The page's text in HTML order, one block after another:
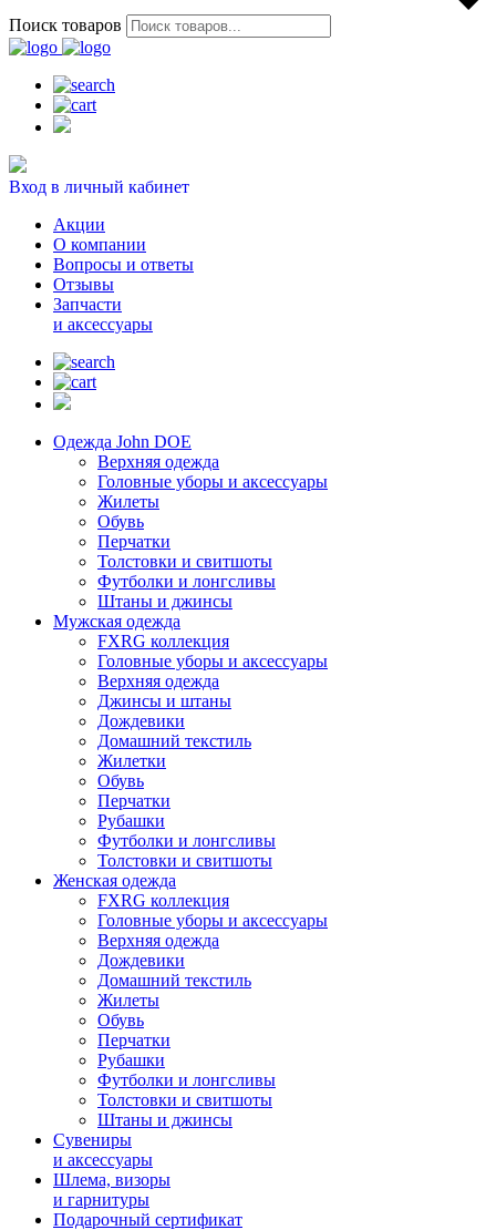
Поиск товаров
Вход в личный кабинет
Акции
О компании
Вопросы и ответы
Отзывы
Запчасти
и аксессуары
Одежда John DOE
Верхняя одежда
Головные уборы и аксессуары
Жилеты
Обувь
Перчатки
Толстовки и свитшоты
Футболки и лонгсливы
Штаны и джинсы
Мужская одежда
FXRG коллекция
Головные уборы и аксессуары
Верхняя одежда
Джинсы и штаны
Дождевики
Домашний текстиль
Жилетки
Обувь
Перчатки
Рубашки
Футболки и лонгсливы
Толстовки и свитшоты
Женская одежда
FXRG коллекция
Головные уборы и аксессуары
Верхняя одежда
Дождевики
Домашний текстиль
Жилеты
Обувь
Перчатки
Рубашки
Футболки и лонгсливы
Толстовки и свитшоты
Штаны и джинсы
Сувениры
и аксессуары
Шлема, визоры
и гарнитуры
Подарочный сертификат